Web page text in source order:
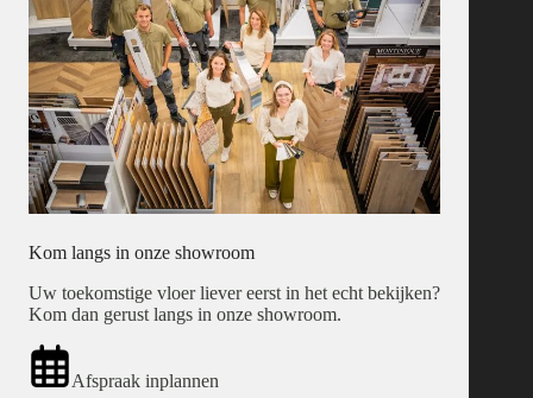
Kom langs in onze showroom
Uw toekomstige vloer liever eerst in het echt bekijken?
Kom dan gerust langs in onze showroom.
Afspraak inplannen